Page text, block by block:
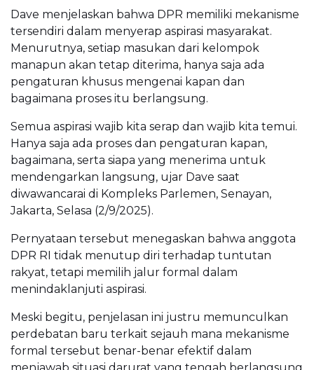
Dave menjelaskan bahwa DPR memiliki mekanisme
tersendiri dalam menyerap aspirasi masyarakat.
Menurutnya, setiap masukan dari kelompok
manapun akan tetap diterima, hanya saja ada
pengaturan khusus mengenai kapan dan
bagaimana proses itu berlangsung.
Semua aspirasi wajib kita serap dan wajib kita temui.
Hanya saja ada proses dan pengaturan kapan,
bagaimana, serta siapa yang menerima untuk
mendengarkan langsung, ujar Dave saat
diwawancarai di Kompleks Parlemen, Senayan,
Jakarta, Selasa (2/9/2025).
Pernyataan tersebut menegaskan bahwa anggota
DPR RI tidak menutup diri terhadap tuntutan
rakyat, tetapi memilih jalur formal dalam
menindaklanjuti aspirasi.
Meski begitu, penjelasan ini justru memunculkan
perdebatan baru terkait sejauh mana mekanisme
formal tersebut benar-benar efektif dalam